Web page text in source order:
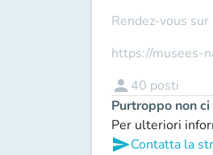
Rendez-vous
https://musees-
person 40 posti
Purtroppo non
Per ulteriori
sendContatta la